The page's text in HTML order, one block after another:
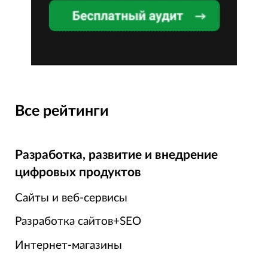
Все рейтинги
Разработка, развитие и внедрение
цифровых продуктов
Сайты и веб-сервисы
Разработка сайтов+SEO
Интернет-магазины